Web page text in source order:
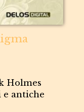
Holmes
antiche